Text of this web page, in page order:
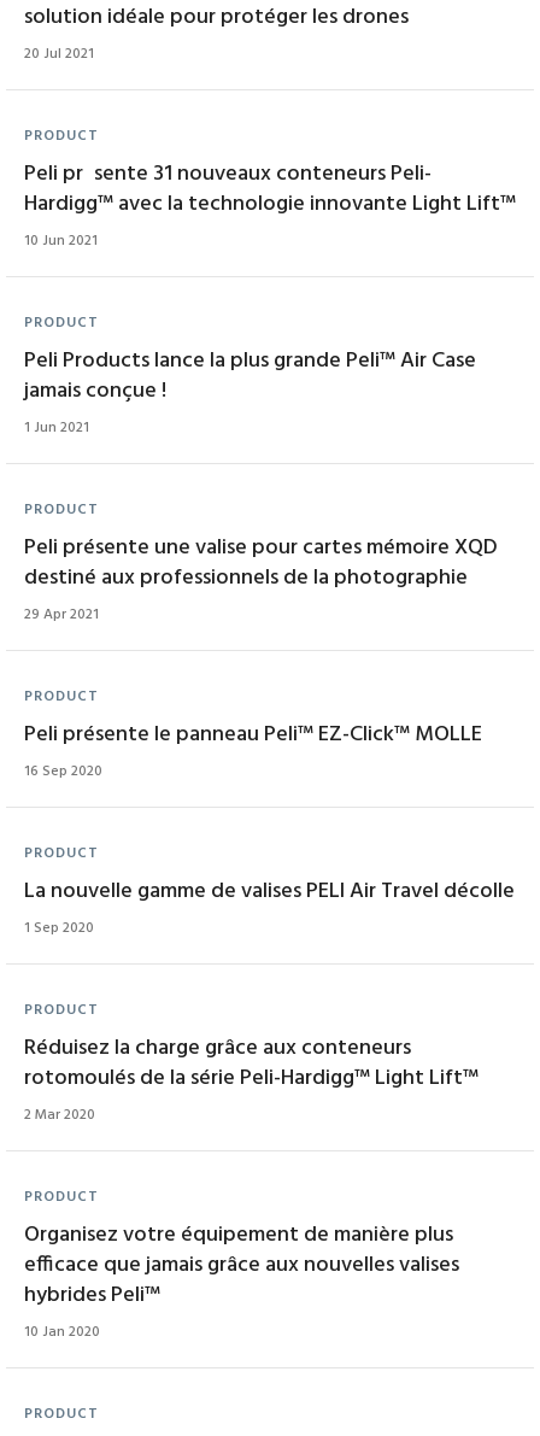
solution idéale pour protéger les drones
20 Jul 2021
PRODUCT
Peli pr sente 31 nouveaux conteneurs Peli-
Hardigg™ avec la technologie innovante Light Lift™
10 Jun 2021
PRODUCT
Peli Products lance la plus grande Peli™ Air Case
jamais conçue !
1 Jun 2021
PRODUCT
Peli présente une valise pour cartes mémoire XQD
destiné aux professionnels de la photographie
29 Apr 2021
PRODUCT
Peli présente le panneau Peli™ EZ-Click™ MOLLE
16 Sep 2020
PRODUCT
La nouvelle gamme de valises PELI Air Travel décolle
1 Sep 2020
PRODUCT
Réduisez la charge grâce aux conteneurs
rotomoulés de la série Peli-Hardigg™ Light Lift™
2 Mar 2020
PRODUCT
Organisez votre équipement de manière plus
efficace que jamais grâce aux nouvelles valises
hybrides Peli™
10 Jan 2020
PRODUCT